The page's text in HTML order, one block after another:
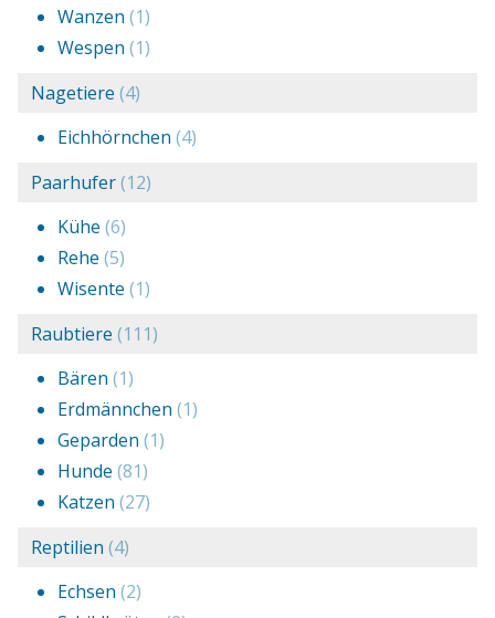
Wanzen (1)
Wespen (1)
Nagetiere (4)
Eichhörnchen (4)
Paarhufer(12)
Kühe (6)
Rehe (5)
Wisente (1)
Raubtiere (111)
Bären (1)
Erdmännchen (1)
Geparden (1)
Hunde (81)
Katzen (27)
Reptilien (4)
Echsen (2)